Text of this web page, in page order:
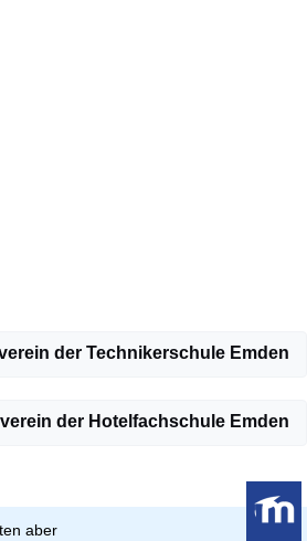
der Technikerschule Emden
der Hotelfachschule Emden
aber